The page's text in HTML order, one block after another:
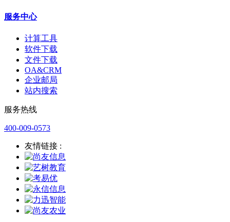
服务中心
计算工具
软件下载
文件下载
OA&CRM
企业邮局
站内搜索
服务热线
400-009-0573
友情链接 :